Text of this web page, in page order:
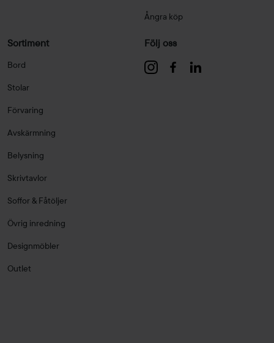
Ångra köp
Sortiment
Bord
Stolar
Förvaring
Avskärmning
Belysning
Skrivtavlor
Soffor & Fåtöljer
Övrig inredning
Designmöbler
Outlet
Följ oss